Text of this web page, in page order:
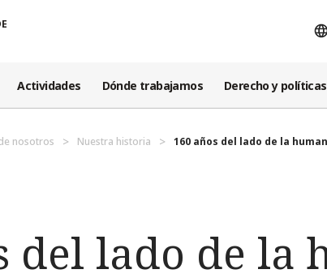
Actividades Dónde trabajamos Derecho y políticas
nosotros Nuestra historia 160 años del lado de la
del lado de la